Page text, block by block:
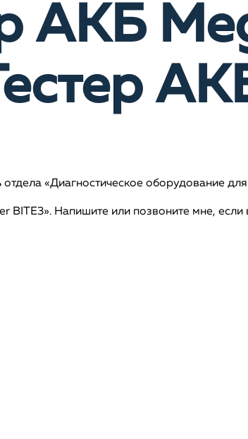
АКБ
«Диагностическое оборудование для
BITE3». Напишите или позвоните мне,